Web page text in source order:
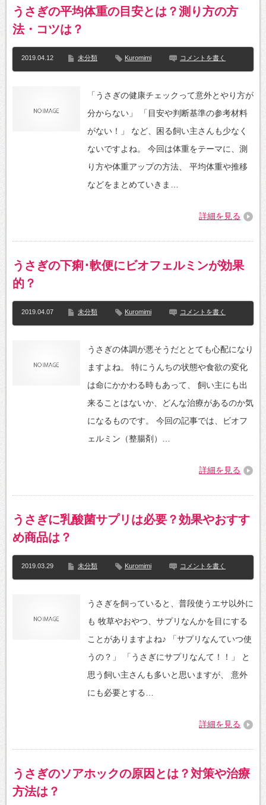
うさぎの平均体重の目安とは？測り方の方
法・コツは？
2019.04.12 未分類 Kuromimi コメントを書く
「うさぎの健康チェックって意外とやり方が
分からない」 「目安や判断基準の参考材料
がない！」 など、困る飼い主さんも少なく
ないですよね。 今回は体重をテーマに、測
り方や体重アップの方法、 平均体重や推移
などをまとめていきま…
詳細を見る
うさぎの下痢･軟便にビオフェルミンが効果
的？
2019.04.07 未分類 Kuromimi コメントを書く
うさぎの体調が悪そうだととても心配になり
ますよね。 特にうんちの状態や食欲の変化
は命にかかわる時もあって、 飼い主にも出
来ることはないか、どんな治療があるのか気
になるものです。 今回の記事では、ビオフ
ェルミン（整腸剤）…
詳細を見る
うさぎに乳酸菌サプリは必要？効果やおすす
め商品は？
2019.03.29 未分類 Kuromimi コメントを書く
うさぎを飼っていると、普段使うエサ以外に
も 牧草やおやつ、サプリなんかを目にする
ことがありますよね♪ 「サプリなんていつ使
うの？」 「うさぎにサプリなんて！！」 と
思う飼い主さんも多いと思いますが、 意外
にも必要とする…
詳細を見る
うさぎのソアホックの原因とは？対策や治療
方法は？